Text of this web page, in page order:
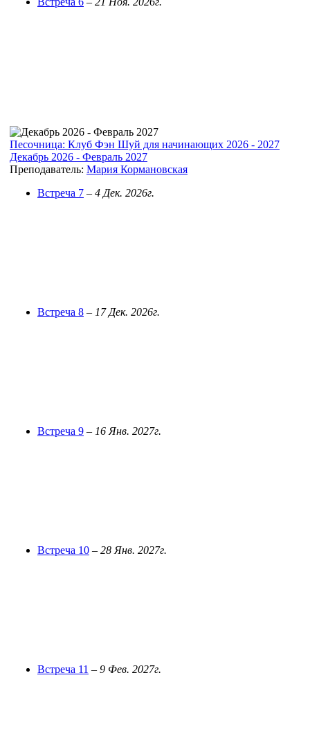
Песочница: Клуб Фэн Шуй для начинающих 2026 - 2027
Декабрь 2026 - Февраль 2027
Преподаватель: Мария Кормановская
Встреча 7 – 4 Дек. 2026г.
Встреча 8 – 17 Дек. 2026г.
Встреча 9 – 16 Янв. 2027г.
Встреча 10 – 28 Янв. 2027г.
Встреча 11 – 9 Фев. 2027г.